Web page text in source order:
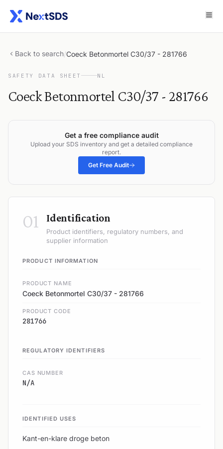
Back to search/Coeck Betonmortel C30/37 - 281766
SAFETY DATA SHEET NL
Coeck Betonmortel C30/37 - 281766
Get a free compliance audit
Upload your SDS inventory and get a detailed compliance
report.
Get Free Audit
01 Identification
Product identifiers, regulatory numbers, and
supplier information
PRODUCT INFORMATION
PRODUCT NAME
Coeck Betonmortel C30/37 - 281766
PRODUCT CODE
281766
REGULATORY IDENTIFIERS
CAS NUMBER
N/A
IDENTIFIED USES
Kant-en-klare droge beton